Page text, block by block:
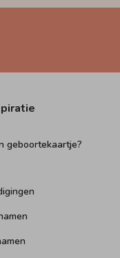
geboortekaartje?